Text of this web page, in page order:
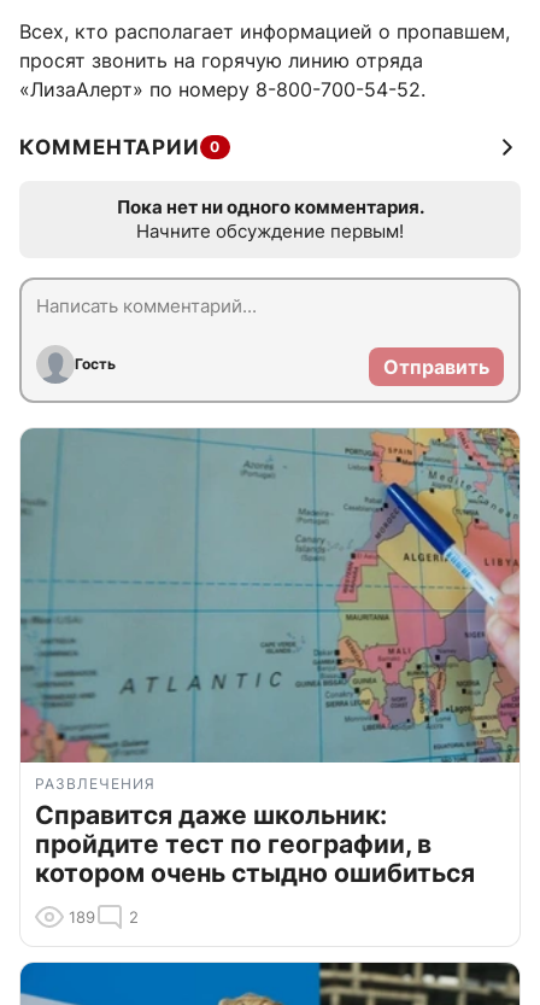
Всех, кто располагает информацией о пропавшем,
просят звонить на горячую линию отряда
«ЛизаАлерт» по номеру 8-800-700-54-52.
КОММЕНТАРИИ 0
Пока нет ни одного комментария.
Начните обсуждение первым!
Гость Отправить
РАЗВЛЕЧЕНИЯ
Справится даже школьник:
пройдите тест по географии, в
котором очень стыдно ошибиться
189 2